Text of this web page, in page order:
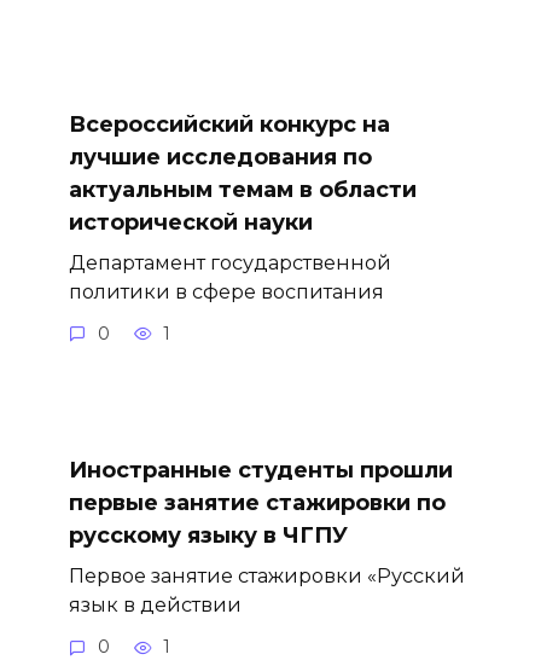
Всероссийский конкурс на
лучшие исследования по
актуальным темам в области
исторической науки
Департамент государственной
политики в сфере воспитания
0 1
Иностранные студенты прошли
первые занятие стажировки по
русскому языку в ЧГПУ
Первое занятие стажировки «Русский
язык в действии
0 1